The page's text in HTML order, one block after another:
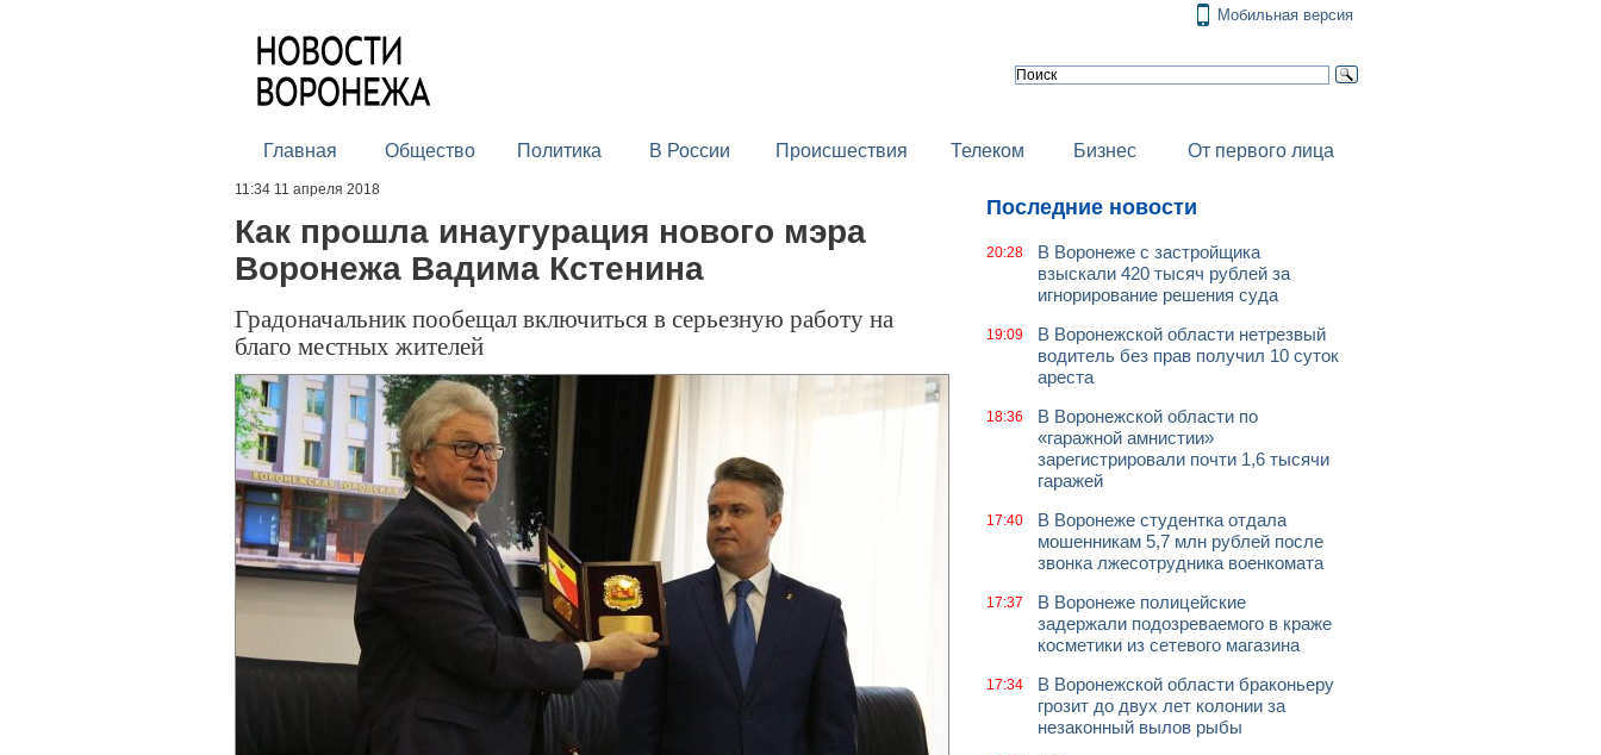
Мобильная версия
Главная Общество Политика В России Происшествия Телеком Бизнес От первого лица
11:34 11 апреля 2018
Как прошла инаугурация нового мэра
Воронежа Вадима Кстенина
Градоначальник пообещал включиться в серьезную работу на
благо местных жителей
Последние новости
20:28
В Воронеже с застройщика
взыскали 420 тысяч рублей за
игнорирование решения суда
19:09
В Воронежской области нетрезвый
водитель без прав получил 10 суток
ареста
18:36
В Воронежской области по
«гаражной амнистии»
зарегистрировали почти 1,6 тысячи
гаражей
17:40
В Воронеже студентка отдала
мошенникам 5,7 млн рублей после
звонка лжесотрудника военкомата
17:37
В Воронеже полицейские
задержали подозреваемого в краже
косметики из сетевого магазина
17:34
В Воронежской области браконьеру
грозит до двух лет колонии за
незаконный вылов рыбы